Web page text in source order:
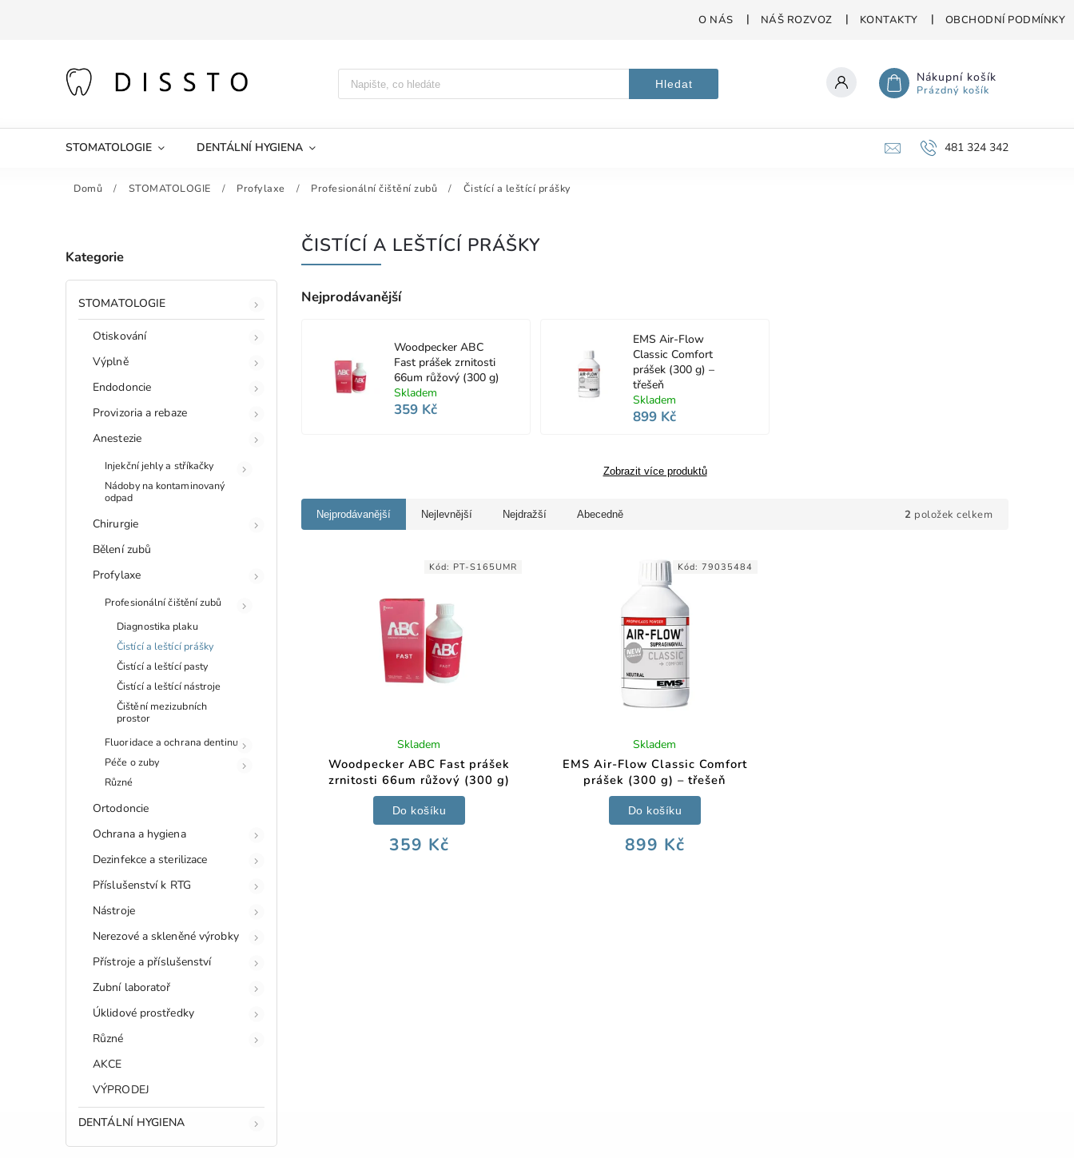
O NÁS NÁŠ ROZVOZ KONTAKTY OBCHODNÍ PODMÍNKY
Hledat Nákupní košík
Prázdný košík
STOMATOLOGIE DENTÁLNÍ HYGIENA 481 324 342
Domů / STOMATOLOGIE / Profylaxe / Profesionální čištění zubů / Čistící a leštící prášky
Kategorie
STOMATOLOGIE
Otiskování
Výplně
Endodoncie
Provizoria a rebaze
Anestezie
Injekční jehly a stříkačky
Nádoby na kontaminovaný
odpad
Chirurgie
Bělení zubů
Profylaxe
Profesionální čištění zubů
Diagnostika plaku
Čistící a leštící prášky
Čistící a leštící pasty
Čistící a leštící nástroje
Čištění mezizubních
prostor
Fluoridace a ochrana dentinu
Péče o zuby
Různé
Ortodoncie
Ochrana a hygiena
Dezinfekce a sterilizace
Příslušenství k RTG
Nástroje
Nerezové a skleněné výrobky
Přístroje a příslušenství
Zubní laboratoř
Úklidové prostředky
Různé
AKCE
VÝPRODEJ
DENTÁLNÍ HYGIENA
ČISTÍCÍ A LEŠTÍCÍ PRÁŠKY
Nejprodávanější
Woodpecker ABC
Fast prášek zrnitosti
66um růžový (300 g)
Skladem
359 Kč
EMS Air-Flow
Classic Comfort
prášek (300 g) –
třešeň
Skladem
899 Kč
Zobrazit více produktů
Nejprodávanější Nejlevnější Nejdražší Abecedně 2 položek celkem
Woodpecker ABC Fast prášek
zrnitosti 66um růžový (300 g)
Skladem
359 Kč
Do košíku
Kód: PT-S165UMR
EMS Air-Flow Classic Comfort
prášek (300 g) – třešeň
Skladem
899 Kč
Do košíku
Kód:79035484